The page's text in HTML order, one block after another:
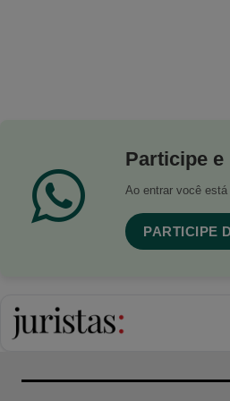
Participe
Ao entrar você
PARTICIPE